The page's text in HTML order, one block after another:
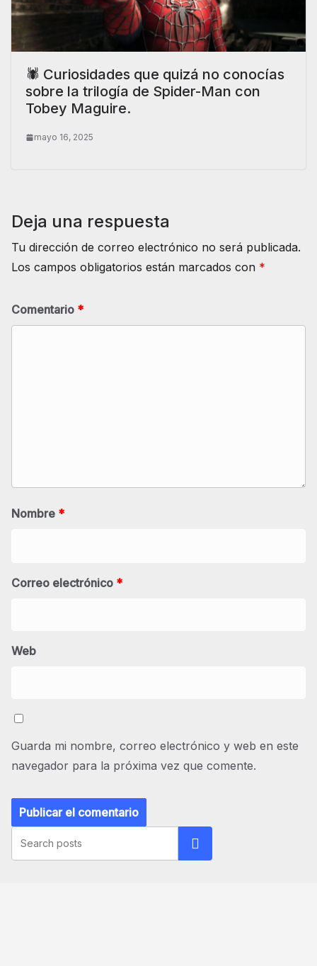
🕷️ Curiosidades que quizá no conocías
sobre la trilogía de Spider-Man con
Tobey Maguire.
mayo 16, 2025
Deja una respuesta
Tu dirección de correo electrónico no será publicada.
Los campos obligatorios están marcados con *
Comentario *
Nombre *
Correo electrónico *
Web
Guarda mi nombre, correo electrónico y web en este
navegador para la próxima vez que comente.
Buscar